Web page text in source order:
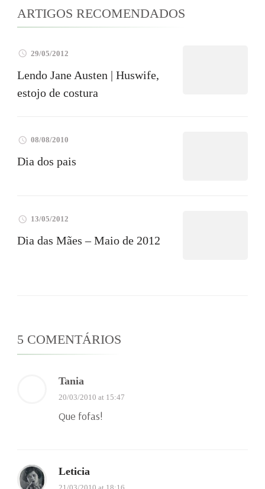
ARTIGOS RECOMENDADOS
29/05/2012
Lendo Jane Austen | Huswife,
estojo de costura
08/08/2010
Dia dos pais
13/05/2012
Dia das Mães – Maio de 2012
5 COMENTÁRIOS
Tania
20/03/2010 at 15:47
Que fofas!
Leticia